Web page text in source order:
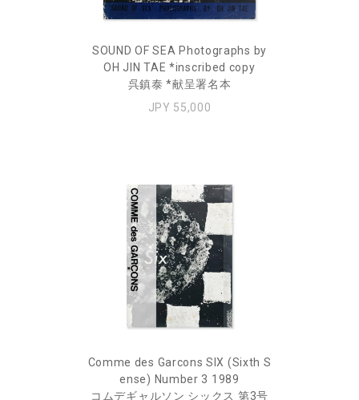
SOUND OF SEA Photographs by
OH JIN TAE *inscribed copy
呉鎮泰 *献呈署名本
JPY 55,000
Comme des Garcons SIX (Sixth S
ense) Number 3 1989
コムデギャルソン シックス 第3号